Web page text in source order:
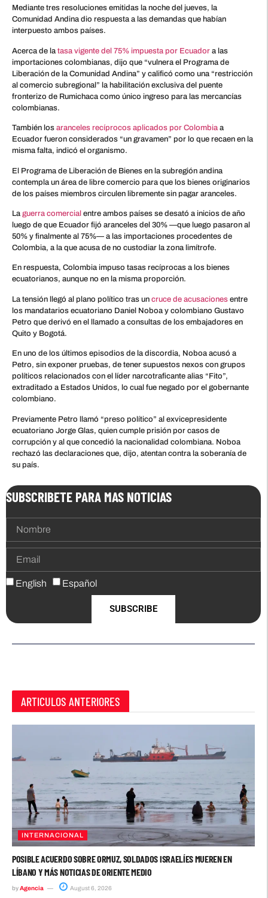
Mediante tres resoluciones emitidas la noche del jueves, la
Comunidad Andina dio respuesta a las demandas que habían
interpuesto ambos países.
Acerca de la tasa vigente del 75% impuesta por Ecuador a las
importaciones colombianas, dijo que “vulnera el Programa de
Liberación de la Comunidad Andina” y calificó como una “restricción
al comercio subregional” la habilitación exclusiva del puente
fronterizo de Rumichaca como único ingreso para las mercancías
colombianas.
También los aranceles recíprocos aplicados por Colombia a
Ecuador fueron considerados “un gravamen” por lo que recaen en la
misma falta, indicó el organismo.
El Programa de Liberación de Bienes en la subregión andina
contempla un área de libre comercio para que los bienes originarios
de los países miembros circulen libremente sin pagar aranceles.
La guerra comercial entre ambos países se desató a inicios de año
luego de que Ecuador fijó aranceles del 30% —que luego pasaron al
50% y finalmente al 75%— a las importaciones procedentes de
Colombia, a la que acusa de no custodiar la zona limítrofe.
En respuesta, Colombia impuso tasas recíprocas a los bienes
ecuatorianos, aunque no en la misma proporción.
La tensión llegó al plano político tras un cruce de acusaciones entre
los mandatarios ecuatoriano Daniel Noboa y colombiano Gustavo
Petro que derivó en el llamado a consultas de los embajadores en
Quito y Bogotá.
En uno de los últimos episodios de la discordia, Noboa acusó a
Petro, sin exponer pruebas, de tener supuestos nexos con grupos
políticos relacionados con el líder narcotraficante alias “Fito”,
extraditado a Estados Unidos, lo cual fue negado por el gobernante
colombiano.
Previamente Petro llamó “preso político” al exvicepresidente
ecuatoriano Jorge Glas, quien cumple prisión por casos de
corrupción y al que concedió la nacionalidad colombiana. Noboa
rechazó las declaraciones que, dijo, atentan contra la soberanía de
su país.
SUBSCRIBETE PARA MAS NOTICIAS
English Español
SUBSCRIBE
ARTICULOS ANTERIORES
INTERNACIONAL
POSIBLE ACUERDO SOBRE ORMUZ, SOLDADOS ISRAELÍES MUEREN EN
LÍBANO Y MÁS NOTICIAS DE ORIENTE MEDIO
byAgencia August 6, 2026